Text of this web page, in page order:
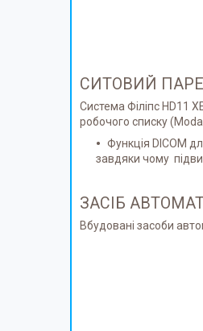
СИТОВИЙ ПАРЕТ
Система Філіпс HD11
робочого списку
Функція DICOM
завдяки чому
ЗАСІБ
Вбудовані засоби